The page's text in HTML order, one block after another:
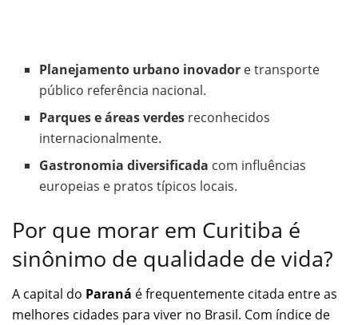
Planejamento urbano inovador e transporte
público referência nacional.
Parques e áreas verdes reconhecidos
internacionalmente.
Gastronomia diversificada com influências
europeias e pratos típicos locais.
Por que morar em Curitiba é
sinônimo de qualidade de vida?
A capital do Paraná é frequentemente citada entre as
melhores cidades para viver no Brasil. Com índice de